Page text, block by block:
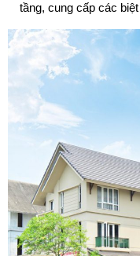
tầng, cung cấp các